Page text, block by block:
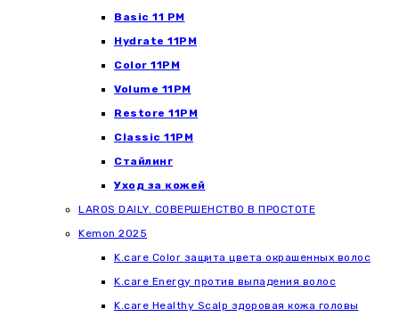
Basic 11 PM
Hydrate 11PM
Color 11PM
Volume 11PM
Restore 11PM
Classic 11PM
Стайлинг
Уход за кожей
LAROS DAILY. СОВЕРШЕНСТВО В ПРОСТОТЕ
Kemon 2025
K.care Color защита цвета окрашенных волос
K.care Energy против выпадения волос
K.care Healthy Scalp здоровая кожа головы